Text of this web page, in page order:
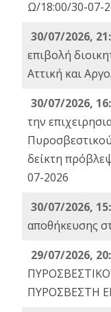
Ω/18:00/30-07-
30/07/2026,
επιβολή
Αττική και
30/07/2026,
την
δείκτη
07-2026
30/07/2026,
αποθήκευσης
29/07/2026,
ΠΥΡΟΣΒΕΣΤΗ